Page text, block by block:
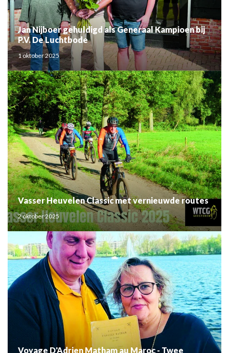
Jan Nijboer gehuldigd als Generaal Kampioen bij
P.V. De Luchtbode
1 oktober 2025
Vasser Heuvelen Classic met vernieuwde routes
2 oktober 2025
Voyage D'Adrien Matham au Maroc - Twee